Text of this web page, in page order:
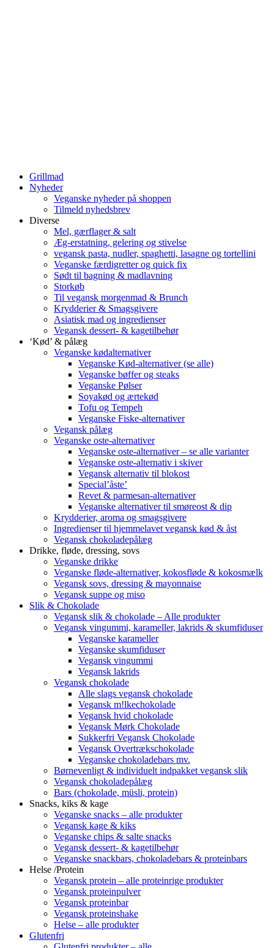
Grillmad
Nyheder
Veganske nyheder på shoppen
Tilmeld nyhedsbrev
Diverse
Mel, gærflager & salt
Æg-erstatning, gelering og stivelse
vegansk pasta, nudler, spaghetti, lasagne og tortellini
Veganske færdigretter og quick fix
Sødt til bagning & madlavning
Storkøb
Til vegansk morgenmad & Brunch
Krydderier & Smagsgivere
Asiatisk mad og ingredienser
Vegansk dessert- & kagetilbehør
‘Kød’ & pålæg
Veganske kødalternativer
Veganske Kød-alternativer (se alle)
Veganske bøffer og steaks
Veganske Pølser
Soyakød og ærtekød
Tofu og Tempeh
Veganske Fiske-alternativer
Vegansk pålæg
Veganske oste-alternativer
Veganske oste-alternativer – se alle varianter
Veganske oste-alternativ i skiver
Vegansk alternativ til blokost
Special’åste’
Revet & parmesan-alternativer
Veganske alternativer til smøreost & dip
Krydderier, aroma og smagsgivere
Ingredienser til hjemmelavet vegansk kød & åst
Vegansk chokoladepålæg
Drikke, fløde, dressing, sovs
Veganske drikke
Veganske fløde-alternativer, kokosfløde & kokosmælk
Vegansk sovs, dressing & mayonnaise
Vegansk suppe og miso
Slik & Chokolade
Vegansk slik & chokolade – Alle produkter
Vegansk vingummi, karameller, lakrids & skumfiduser
Veganske karameller
Veganske skumfiduser
Vegansk vingummi
Vegansk lakrids
Vegansk chokolade
Alle slags vegansk chokolade
Vegansk m!lkechokolade
Vegansk hvid chokolade
Vegansk Mørk Chokolade
Sukkerfri Vegansk Chokolade
Vegansk Overtrækschokolade
Veganske chokoladebars mv.
Børnevenligt & individuelt indpakket vegansk slik
Vegansk chokoladepålæg
Bars (chokolade, müsli, protein)
Snacks, kiks & kage
Veganske snacks – alle produkter
Vegansk kage & kiks
Veganske chips & salte snacks
Vegansk dessert- & kagetilbehør
Veganske snackbars, chokoladebars & proteinbars
Helse /Protein
Vegansk protein – alle proteinrige produkter
Vegansk proteinpulver
Vegansk proteinbar
Vegansk proteinshake
Helse – alle produkter
Glutenfri